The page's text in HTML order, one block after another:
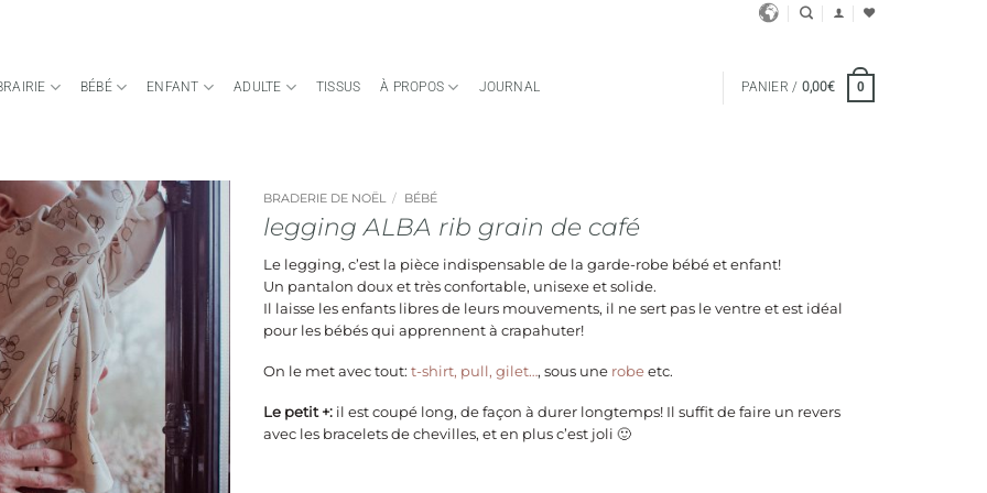
BÉBÉ ENFANT ADULTE TISSUS À PROPOS JOURNAL PANIER / 0,00€ 0
BRADERIE DE NOËL / BÉBÉ
legging ALBA rib grain de café
Le legging, c’est la pièce indispensable de la garde-robe bébé et enfant!
Un pantalon doux et très confortable, unisexe et solide.
Il laisse les enfants libres de leurs mouvements, il ne sert pas le ventre et est idéal
pour les bébés qui apprennent à crapahuter!
On le met avec tout: t-shirt, pull, gilet… , sous une robe etc.
Le petit +: il est coupé long, de façon à durer longtemps! Il suffit de faire un revers
avec les bracelets de chevilles, et en plus c’est joli 🙂